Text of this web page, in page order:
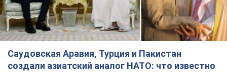
Саудовская Аравия, Турция и Пакистан
создали азиатский аналог НАТО: что известно